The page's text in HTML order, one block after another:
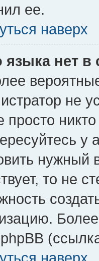
ее.
наверх
языка нет в
не
просто
у
нужный
то не
наверх